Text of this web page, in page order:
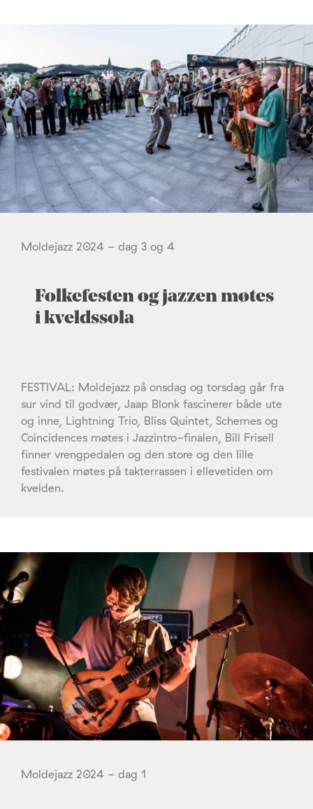
Moldejazz 2024 - dag 3 og 4
Folkefesten og jazzen møtes
i kveldssola
FESTIVAL: Moldejazz på onsdag og torsdag går fra
sur vind til godvær, Jaap Blonk fascinerer både ute
og inne, Lightning Trio, Bliss Quintet, Schemes og
Coincidences møtes i Jazzintro-finalen, Bill Frisell
finner vrengpedalen og den store og den lille
festivalen møtes på takterrassen i ellevetiden om
kvelden.
Moldejazz 2024 - dag 1